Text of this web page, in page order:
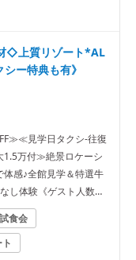
◇上質リゾート*AL
ー特典も有》
見学日タクシ-往復
1.5万付≫絶景ロケーシ
体感♪全館見学＆特選牛
し体験《ゲスト人数分
》
試食会